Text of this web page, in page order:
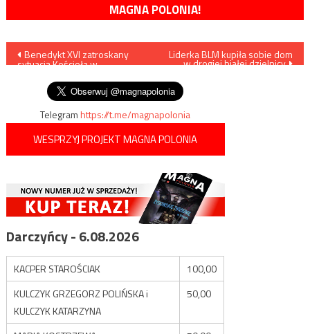
MAGNA POLONIA!
Nawigacja
wpisu
Benedykt XVI zatroskany
sytuacją Kościoła w
Liderka BLM kupiła sobie dom
w drogiej białej dzielnicy
Telegramhttps://t.me/magnapolonia
WESPRZYJ PROJEKT MAGNA POLONIA
Darczyńcy - 6.08.2026
KACPER STAROŚCIAK
100,00
KULCZYK GRZEGORZ POLIŃSKA i
KULCZYK KATARZYNA
50,00